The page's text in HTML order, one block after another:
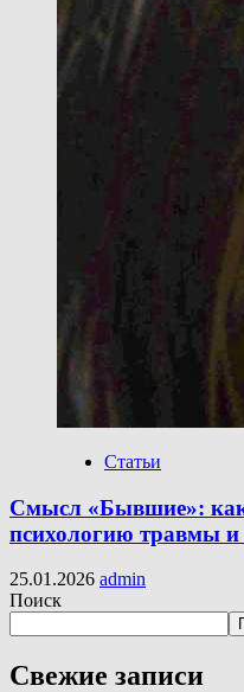
Статьи
Смысл «Бывшие»: как
психологию травмы и
25.01.2026 admin
Поиск
Свежие записи